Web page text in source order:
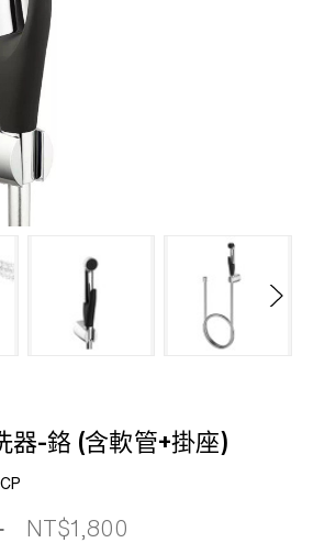
器-鉻 (含軟管+掛座)
NT$1,800